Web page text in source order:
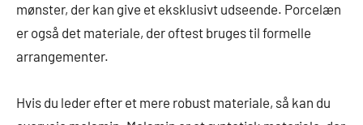
mønster, der kan give et eksklusivt udseende. Porcelæn
er også det materiale, der oftest bruges til formelle
arrangementer.
Hvis du leder efter et mere robust materiale, så kan du